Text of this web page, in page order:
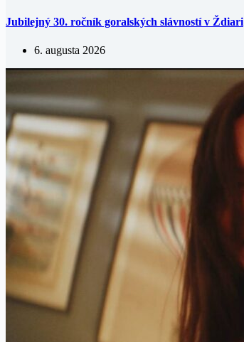
Jubilejný 30. ročník goralských slávností v Ždiari
6. augusta 2026